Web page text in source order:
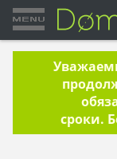
сроки.